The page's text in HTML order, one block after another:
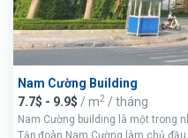
Nam Cường Building
7.7$ - 9.9$ / m2 / tháng
Nam Cường building là một trong